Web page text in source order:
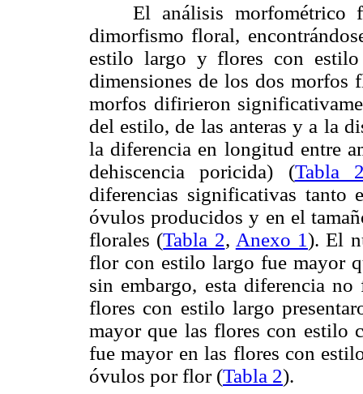
El análisis morfométrico
dimorfismo floral,
estilo largo y flores con
dimensiones de los dos morfos
morfos difirieron
del estilo, de las anteras y a la
la diferencia en longitud entre
dehiscencia poricida) (Tabla
diferencias significativas tanto
óvulos producidos y en el
florales (Tabla 2, Anexo 1). El
flor con estilo largo fue mayor
sin embargo, esta diferencia
flores con estilo largo
mayor que las flores con estilo
fue mayor en las flores con
óvulos por flor (Tabla 2).